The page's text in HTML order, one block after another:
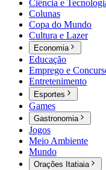
Ciência e
Colunas
Copa do Mundo
Cultura e Lazer
Economia
Educação
Emprego e
Entretenimento
Esportes
Games
Gastronomia
Jogos
Meio Ambiente
Mundo
Orações Itatiaia